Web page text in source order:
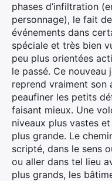
phases d’infiltration
personnage), le fait
événements dans
spéciale et très bien
peu plus orientées
le passé. Ce nouveau
reprend vraiment son
peaufiner les petits
faisant mieux. Une
niveaux plus vastes
plus grande. Le
scripté, dans le sens
ou aller dans tel lieu
plus grands, les